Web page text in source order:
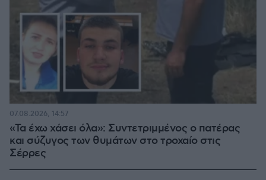
«Τα έχω χάσει όλα»: Συντετριμμένος ο πατέρας
και σύζυγος των θυμάτων στο τροχαίο στις
Σέρρες
07.08.2026, 14:57